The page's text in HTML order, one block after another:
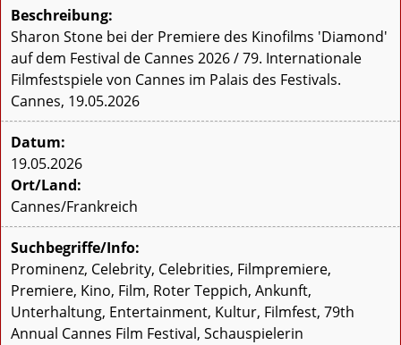
Beschreibung:
Sharon Stone bei der Premiere des Kinofilms 'Diamond'
auf dem Festival de Cannes 2026 / 79. Internationale
Filmfestspiele von Cannes im Palais des Festivals.
Cannes, 19.05.2026
Datum:
19.05.2026
Ort/Land:
Cannes/Frankreich
Suchbegriffe/Info:
Prominenz, Celebrity, Celebrities, Filmpremiere,
Premiere, Kino, Film, Roter Teppich, Ankunft,
Unterhaltung, Entertainment, Kultur, Filmfest, 79th
Annual Cannes Film Festival, Schauspielerin